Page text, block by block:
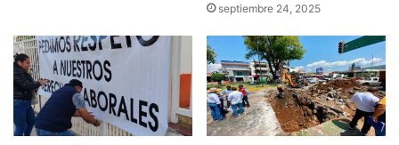
septiembre 24, 2025